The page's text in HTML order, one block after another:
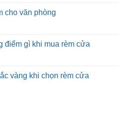
cho văn phòng
điểm gì khi mua rèm cửa
vàng khi chọn rèm cửa